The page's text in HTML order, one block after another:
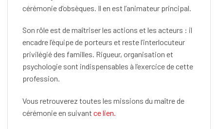
cérémonie d’obsèques. Il en est l’animateur principal.
Son rôle est de maîtriser les actions et les acteurs : il
encadre l’équipe de porteurs et reste l’interlocuteur
privilégié des familles. Rigueur, organisation et
psychologie sont indispensables à l’exercice de cette
profession.
Vous retrouverez toutes les missions du maître de
cérémonie en suivant ce lien.